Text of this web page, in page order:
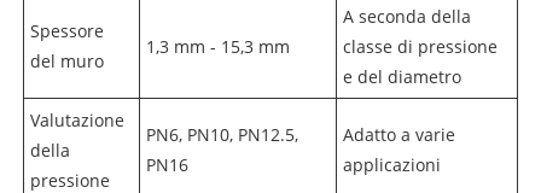
Spessore
del muro
1,3 mm - 15,3 mm
A seconda della
classe di pressione
e del diametro
Valutazione
della
pressione
PN6, PN10, PN12.5,
PN16
Adatto a varie
applicazioni